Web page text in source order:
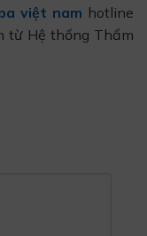
việt nam hotline
từ Hệ thống Thẩm